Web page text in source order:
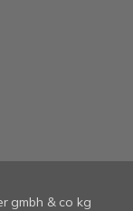
gmbh & co kg